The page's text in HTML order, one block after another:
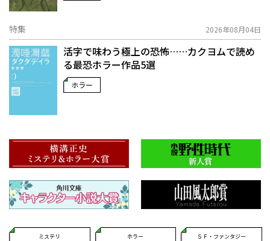
特集 2026年08月04日
活字で味わう極上の恐怖……カクヨムで読め
る最恐ホラー作品5選
ホラー
ミステリ ホラー ＳＦ・ファンタジー